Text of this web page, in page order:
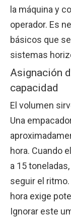
la máquina y
operador. Es
básicos que
sistemas
Asignación
capacidad
El volumen
Una
hora. Cuando
a 15
seguir el
hora exige
Ignorar este